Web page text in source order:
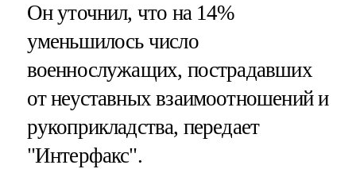
Он уточнил, что на 14%
уменьшилось число
военнослужащих, пострадавших
от неуставных взаимоотношений и
рукоприкладства, передает
"Интерфакс".